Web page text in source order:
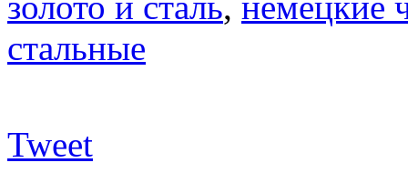
стальные
Tweet